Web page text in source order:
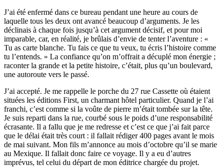
J’ai été enfermé dans ce bureau pendant une heure au cours de
laquelle tous les deux ont avancé beaucoup d’arguments. Je les
déclinais à chaque fois jusqu’à cet argument décisif, et pour moi
imparable, car, en réalité, je brûlais d’envie de tenter l’aventure : «
Tu as carte blanche. Tu fais ce que tu veux, tu écris l’histoire comme
tu l’entends. » La confiance qu’on m’offrait a décuplé mon énergie ;
raconter la grande et la petite histoire, c’était, plus qu’un boulevard,
une autoroute vers le passé.
J’ai accepté. Je me rappelle le porche du 27 rue Cassette où étaient
situées les éditions First, un charmant hôtel particulier. Quand je l’ai
franchi, c’est comme si la voûte de pierre m’était tombée sur la tête.
Je suis reparti dans la rue, courbé sous le poids d’une responsabilité
écrasante. Il a fallu que je me redresse et c’est ce que j’ai fait parce
que le délai était très court : il fallait rédiger 400 pages avant le mois
de mai suivant. Mon fils m’annonce au mois d’octobre qu’il se marie
au Mexique. Il fallait donc faire ce voyage. Il y a eu d’autres
imprévus, tel celui du départ de mon éditrice chargée du projet.